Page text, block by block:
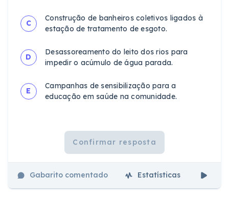
C
Construção de banheiros coletivos ligados à
estação de tratamento de esgoto.
D
Desassoreamento do leito dos rios para
impedir o acúmulo de água parada.
E
Campanhas de sensibilização para a
educação em saúde na comunidade.
Confirmar resposta
Gabarito comentado Estatísticas